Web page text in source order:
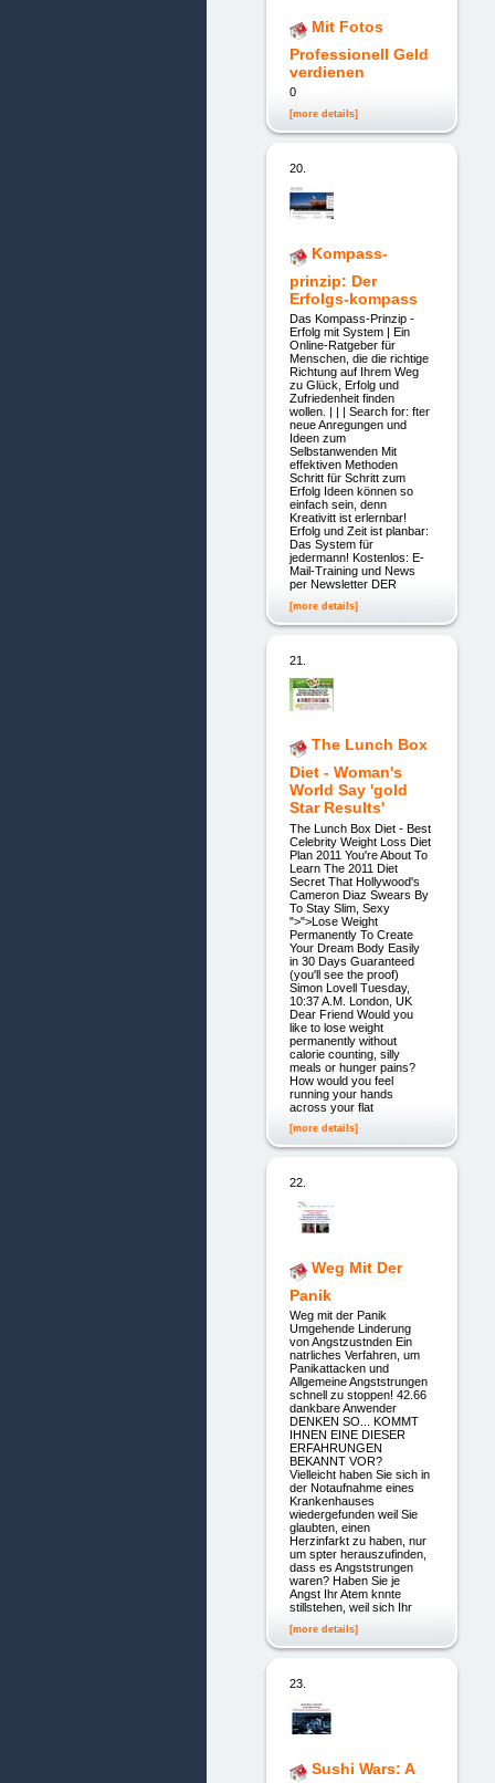
Mit Fotos
Professionell Geld
verdienen
0
[more details]
20.
Kompass-
prinzip: Der
Erfolgs-kompass
Das Kompass-Prinzip -
Erfolg mit System | Ein
Online-Ratgeber für
Menschen, die die richtige
Richtung auf Ihrem Weg
zu Glück, Erfolg und
Zufriedenheit finden
wollen. | | | Search for: fter
neue Anregungen und
Ideen zum
Selbstanwenden Mit
effektiven Methoden
Schritt für Schritt zum
Erfolg Ideen können so
einfach sein, denn
Kreativitt ist erlernbar!
Erfolg und Zeit ist planbar:
Das System für
jedermann! Kostenlos: E-
Mail-Training und News
per Newsletter DER
[more details]
21.
The Lunch Box
Diet - Woman's
World Say 'gold
Star Results'
The Lunch Box Diet - Best
Celebrity Weight Loss Diet
Plan 2011 You're About To
Learn The 2011 Diet
Secret That Hollywood's
Cameron Diaz Swears By
To Stay Slim, Sexy
">">Lose Weight
Permanently To Create
Your Dream Body Easily
in 30 Days Guaranteed
(you'll see the proof)
Simon Lovell Tuesday,
10:37 A.M. London, UK
Dear Friend Would you
like to lose weight
permanently without
calorie counting, silly
meals or hunger pains?
How would you feel
running your hands
across your flat
[more details]
22.
Weg Mit Der
Panik
Weg mit der Panik
Umgehende Linderung
von Angstzustnden Ein
natrliches Verfahren, um
Panikattacken und
Allgemeine Angststrungen
schnell zu stoppen! 42.66
dankbare Anwender
DENKEN SO... KOMMT
IHNEN EINE DIESER
ERFAHRUNGEN
BEKANNT VOR?
Vielleicht haben Sie sich in
der Notaufnahme eines
Krankenhauses
wiedergefunden weil Sie
glaubten, einen
Herzinfarkt zu haben, nur
um spter herauszufinden,
dass es Angststrungen
waren? Haben Sie je
Angst Ihr Atem knnte
stillstehen, weil sich Ihr
[more details]
23.
Sushi Wars: A